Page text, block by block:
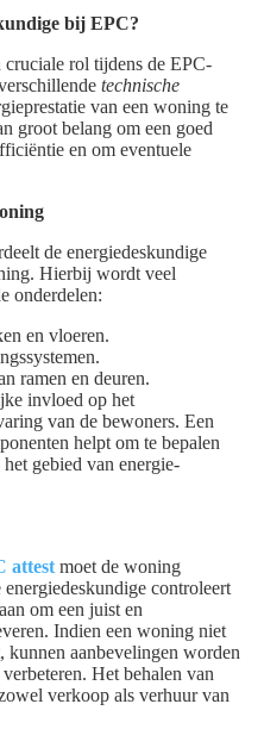
bij EPC?
cruciale rol tijdens de EPC-
technische
van een woning te
groot belang om een goed
en om eventuele
de energiedeskundige
Hierbij wordt veel
onderdelen:
en vloeren.
ramen en deuren.
invloed op het
van de bewoners. Een
helpt om te bepalen
gebied van energie-
attest moet de woning
controleert
om een juist en
Indien een woning niet
kunnen aanbevelingen worden
Het behalen van
verkoop als verhuur van